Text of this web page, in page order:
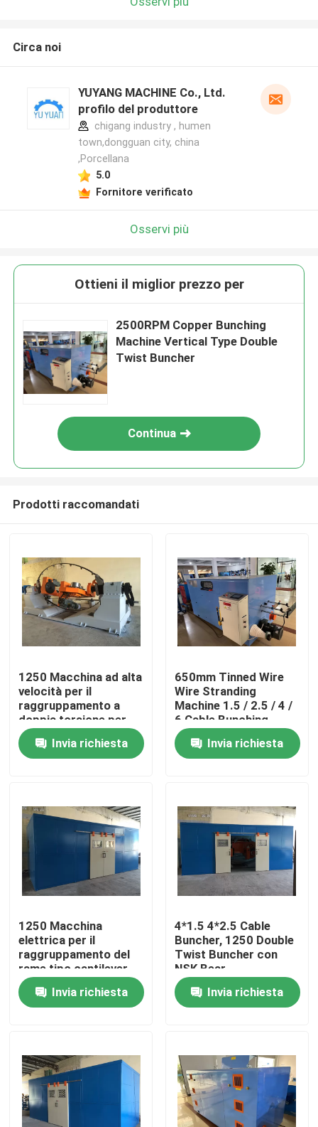
Casa.
Prodotti
Video
Su di noi
Visita alla fabbrica
Controllo della qualità
Contattaci
Macchine per estrusore di cavi
Macchine per estrusore di filo
Circa noi
YUYANG MACHINE Co., Ltd.
profilo del produttore
chigang industry , humen
town,dongguan city, china
,Porcellana
5.0
Fornitore verificato
Osservi più
Ottieni il miglior prezzo per
2500RPM Copper Bunching
Machine Vertical Type Double
Twist Buncher
Continua
Prodotti raccomandati
1250 Macchina ad alta
velocità per il
raggruppamento a
doppia torsione per
filo/cavo 10 16 25
4*2.5 Invia richiesta
650mm Tinned Wire
Wire Stranding
Machine 1.5 / 2.5 / 4 /
6 Cable Bunching
Machine
Invia richiesta
1250 Macchina
elettrica per il
raggruppamento del
rame tipo cantilever
Cable Single Twist
Bunching Machine
Invia richiesta
4*1.5 4*2.5 Cable
Buncher, 1250 Double
Twist Buncher con
NSK Bear
Invia richiesta